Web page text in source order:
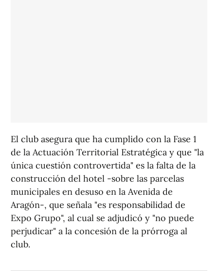
El club asegura que ha cumplido con la Fase 1
de la Actuación Territorial Estratégica y que "la
única cuestión controvertida" es la falta de la
construcción del hotel -sobre las parcelas
municipales en desuso en la Avenida de
Aragón-, que señala "es responsabilidad de
Expo Grupo", al cual se adjudicó y "no puede
perjudicar" a la concesión de la prórroga al
club.